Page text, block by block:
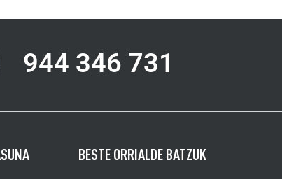
944 346 731
BESTE ORRIALDE BATZUK